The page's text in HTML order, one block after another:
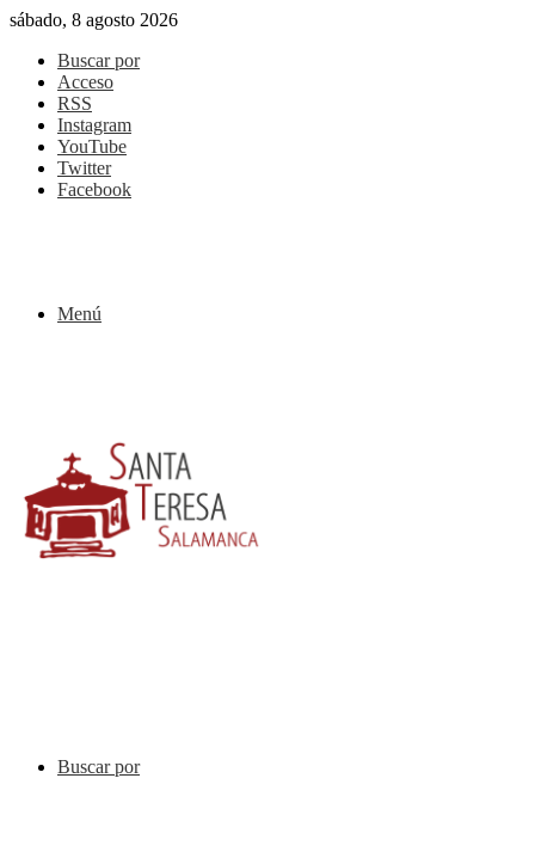
sábado, 8 agosto 2026
Buscar por
Acceso
RSS
Instagram
YouTube
Twitter
Facebook
Menú
Buscar por